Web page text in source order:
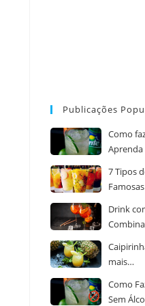
Publicações
Como
7 Tipos
Famosas
Drink
mais…
Como
Sem